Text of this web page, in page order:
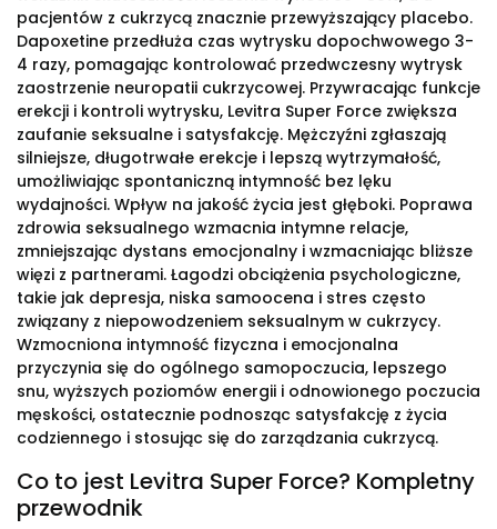
pacjentów z cukrzycą znacznie przewyższający placebo.
Dapoxetine przedłuża czas wytrysku dopochwowego 3-
4 razy, pomagając kontrolować przedwczesny wytrysk
zaostrzenie neuropatii cukrzycowej. Przywracając funkcje
erekcji i kontroli wytrysku, Levitra Super Force zwiększa
zaufanie seksualne i satysfakcję. Mężczyźni zgłaszają
silniejsze, długotrwałe erekcje i lepszą wytrzymałość,
umożliwiając spontaniczną intymność bez lęku
wydajności. Wpływ na jakość życia jest głęboki. Poprawa
zdrowia seksualnego wzmacnia intymne relacje,
zmniejszając dystans emocjonalny i wzmacniając bliższe
więzi z partnerami. Łagodzi obciążenia psychologiczne,
takie jak depresja, niska samoocena i stres często
związany z niepowodzeniem seksualnym w cukrzycy.
Wzmocniona intymność fizyczna i emocjonalna
przyczynia się do ogólnego samopoczucia, lepszego
snu, wyższych poziomów energii i odnowionego poczucia
męskości, ostatecznie podnosząc satysfakcję z życia
codziennego i stosując się do zarządzania cukrzycą.
Co to jest Levitra Super Force? Kompletny
przewodnik